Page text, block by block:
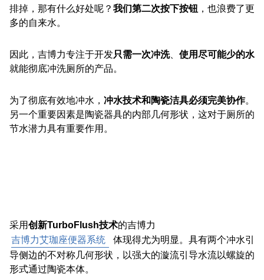
排掉，那有什么好处呢？ 我们第二次按下按钮 ，也浪费了更
多的自来水。
因此，吉博力专注于开发只需一次冲洗、 使用尽可能少的水
就能彻底冲洗厕所的产品。
为了彻底有效地冲水， 冲水技术和陶瓷洁具必须完美协作。
另一个重要因素是陶瓷器具的内部几何形状，这对于厕所的
节水潜力具有重要作用。
采用创新TurboFlush技术的吉博力
吉博力艾珈座便器系统
体现得尤为明显。具有两个冲水引
导侧边的不对称几何形状，以强大的漩流引导水流以螺旋的
形式通过陶瓷本体。